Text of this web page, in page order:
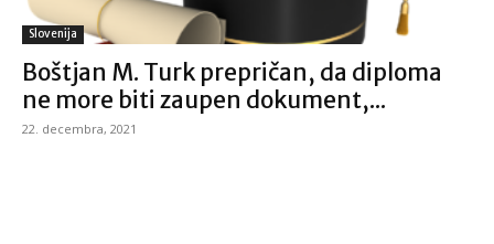
Slovenija
Boštjan M. Turk prepričan, da diploma
ne more biti zaupen dokument,...
22. decembra, 2021